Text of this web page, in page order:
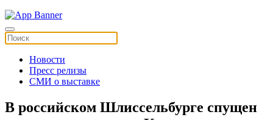
Новости
Пресс релизы
СМИ о выставке
В российском Шлиссельбурге спущен